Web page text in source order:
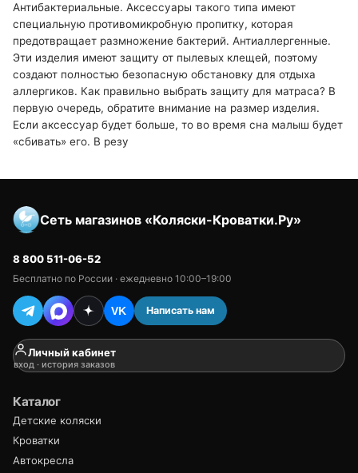
Антибактериальные. Аксессуары такого типа имеют
специальную противомикробную пропитку, которая
предотвращает размножение бактерий. Антиаллергенные.
Эти изделия имеют защиту от пылевых клещей, поэтому
создают полностью безопасную обстановку для отдыха
аллергиков. Как правильно выбрать защиту для матраса? В
первую очередь, обратите внимание на размер изделия.
Если аксессуар будет больше, то во время сна малыш будет
«сбивать» его. В резу
Сеть магазинов «Коляски-Кроватки.Ру»
8 800 511-06-52
Бесплатно по России · ежедневно 10:00–19:00
VK Написать нам
Личный кабинет
вход · история заказов
Каталог
Детские коляски
Кроватки
Автокресла